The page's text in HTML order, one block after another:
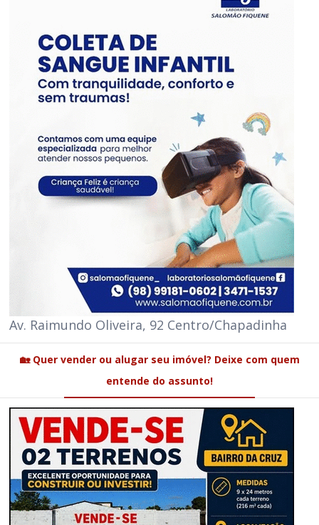
Av. Raimundo Oliveira, 92 Centro/Chapadinha
🏡 Quer vender ou alugar seu imóvel? Deixe com quem
entende do assunto!